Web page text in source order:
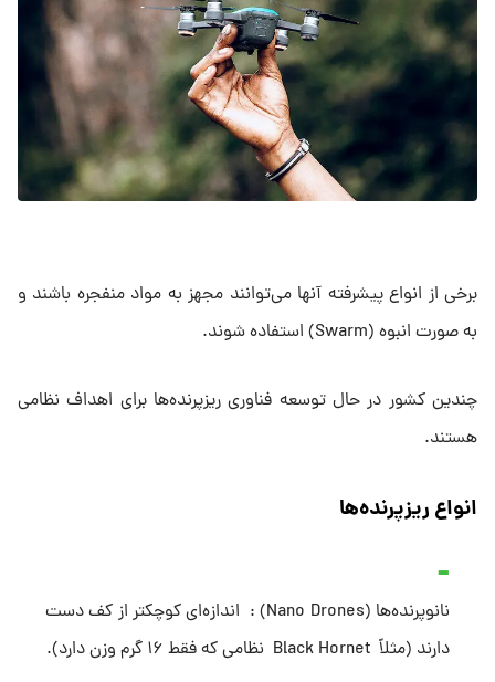
برخی از انواع پیشرفته‌ آنها می‌توانند مجهز به مواد منفجره باشند و
به صورت انبوه (Swarm) استفاده شوند.
چندین کشور در حال توسعه فناوری ریزپرنده‌ها برای اهداف نظامی
هستند.
انواع ریزپرنده‌ها
نانوپرنده‌ها (Nano Drones) : اندازه‌ای کوچکتر از کف دست
دارند (مثلاً Black Hornet نظامی که فقط ۱۶ گرم وزن دارد).